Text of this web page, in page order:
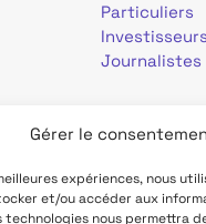
Gérer le
expériences, nous
et/ou accéder aux
technologies nous permettra
Particuliers
Investisseurs
Journalistes